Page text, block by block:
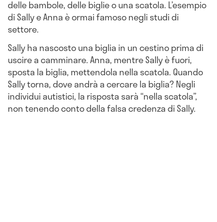
delle bambole, delle biglie o una scatola. L’esempio
di Sally e Anna è ormai famoso negli studi di
settore.
Sally ha nascosto una biglia in un cestino prima di
uscire a camminare. Anna, mentre Sally è fuori,
sposta la biglia, mettendola nella scatola. Quando
Sally torna, dove andrà a cercare la biglia? Negli
individui autistici, la risposta sarà “nella scatola”,
non tenendo conto della falsa credenza di Sally.